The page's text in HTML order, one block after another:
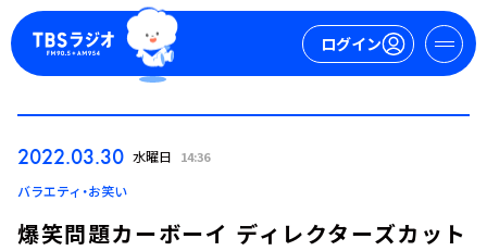
ログイン
ログイン
2022.03.30 水曜日 14:36
バラエティ・お笑い
爆笑問題カーボーイ ディレクターズカット